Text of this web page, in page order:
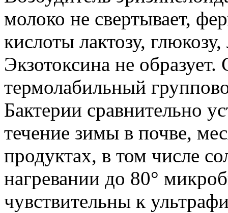
молоко не свертывает,
кислоты лактозу, глюкозу,
Экзотоксина не
термолабильный
Бактерии сравнительно
течение зимы в почве,
продуктах, в том числе
нагревании до 80°
чувствительны к